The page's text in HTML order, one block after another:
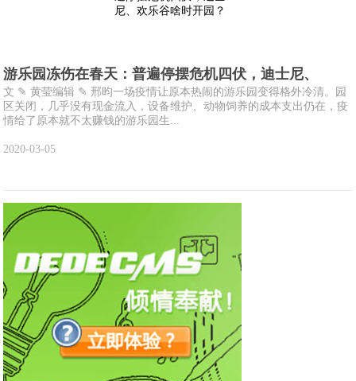
游乐园冻伤在春天：普遍停摆危机四伏，迪士尼、
文 ✎ 黄莹编辑 ✎ 邢昀一场疫情让原本热闹的游乐园变得格外冷清。园
区关闭，几乎没有现金流入，设备维护、动物饲养的成本支出仍在，疫
情给了原本就不太赚钱的游乐园生...
2020-03-05